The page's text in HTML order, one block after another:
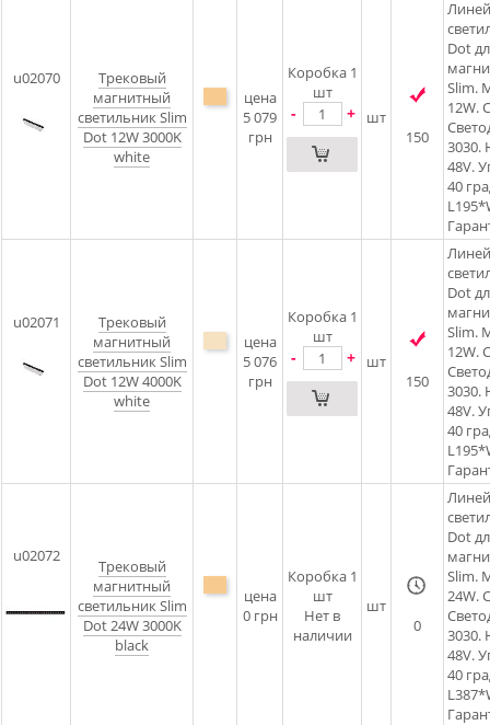
u02070
Трековый
магнитный
светильник Slim
Dot 12W 3000K
white
цена
5 079
грн
Коробка 1
шт
- +
шт
150
Dot
Slim.
12W.
3030.
48V.
40
u02071
Трековый
магнитный
светильник Slim
Dot 12W 4000K
white
цена
5 076
грн
Коробка 1
шт
- +
шт
150
Dot
Slim.
12W.
3030.
48V.
40
u02072
Трековый
магнитный
светильник Slim
Dot 24W 3000K
black
цена
0 грн
Коробка 1
шт
Нет в
наличии
шт
0
Dot
Slim.
24W.
3030.
48V.
40